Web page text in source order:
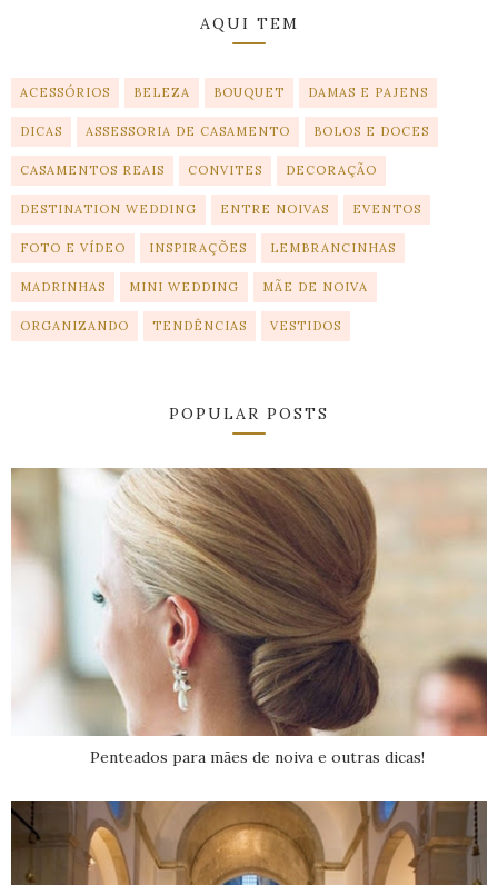
AQUI TEM
ACESSÓRIOS BELEZA BOUQUET DAMAS E PAJENS
DICAS ASSESSORIA DE CASAMENTO BOLOS E DOCES
CASAMENTOS REAIS CONVITES DECORAÇÃO
DESTINATION WEDDING ENTRE NOIVAS EVENTOS
FOTO E VÍDEO INSPIRAÇÕES LEMBRANCINHAS
MADRINHAS MINI WEDDING MÃE DE NOIVA
ORGANIZANDO TENDÊNCIAS VESTIDOS
POPULAR POSTS
Penteados para mães de noiva e outras dicas!